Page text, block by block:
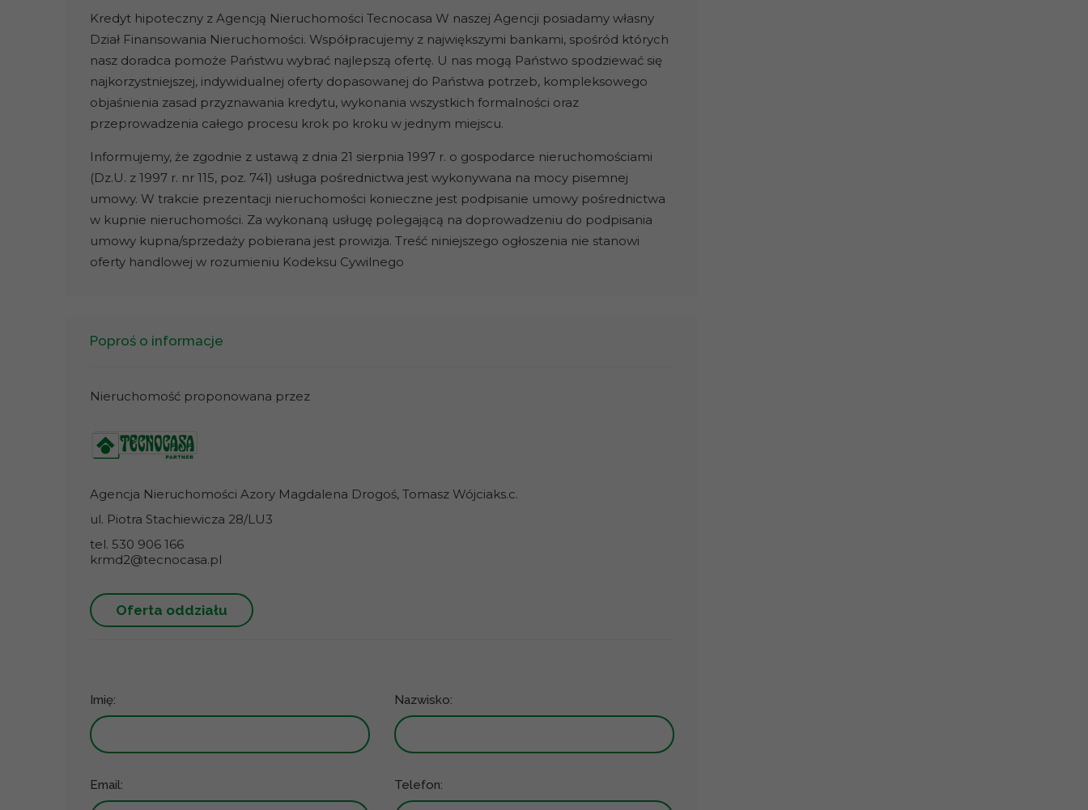
Kredyt hipoteczny z Agencją Nieruchomości Tecnocasa W naszej Agencji posiadamy własny
Dział Finansowania Nieruchomości. Współpracujemy z największymi bankami, spośród których
nasz doradca pomoże Państwu wybrać najlepszą ofertę. U nas mogą Państwo spodziewać się
najkorzystniejszej, indywidualnej oferty dopasowanej do Państwa potrzeb, kompleksowego
objaśnienia zasad przyznawania kredytu, wykonania wszystkich formalności oraz
przeprowadzenia całego procesu krok po kroku w jednym miejscu.
Informujemy, że zgodnie z ustawą z dnia 21 sierpnia 1997 r. o gospodarce nieruchomościami
(Dz.U. z 1997 r. nr 115, poz. 741) usługa pośrednictwa jest wykonywana na mocy pisemnej
umowy. W trakcie prezentacji nieruchomości konieczne jest podpisanie umowy pośrednictwa
w kupnie nieruchomości. Za wykonaną usługę polegającą na doprowadzeniu do podpisania
umowy kupna/sprzedaży pobierana jest prowizja. Treść niniejszego ogłoszenia nie stanowi
oferty handlowej w rozumieniu Kodeksu Cywilnego
Poproś o informacje
Nieruchomość proponowana przez
Agencja Nieruchomości Azory Magdalena Drogoś, Tomasz Wójciaks.c.
ul. Piotra Stachiewicza 28/LU3
tel. 530 906 166
krmd2@tecnocasa.pl
Oferta oddziału
Imię: Nazwisko:
Email: Telefon: